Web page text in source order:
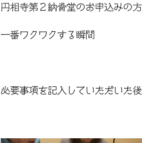
円相寺第２納骨堂のお申込みの
一番ワクワクする瞬間
必要事項を記入していただいた後